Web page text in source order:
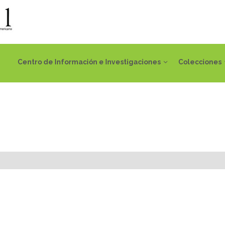
Centro de Información e Investigaciones Colecciones